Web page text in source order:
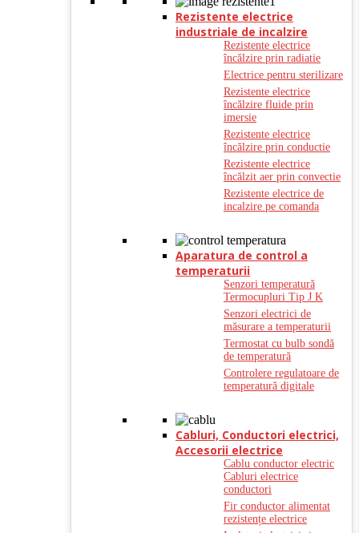
Rezistente electrice
industriale de incalzire
Rezistente electrice
încălzire prin radiatie
Electrice pentru sterilizare
Rezistente electrice
încălzire fluide prin
imersie
Rezistente electrice
încălzire prin conductie
Rezistente electrice
încălzit aer prin convectie
Rezistente electrice de
incalzire pe comanda
Aparatura de control a
temperaturii
Senzori temperatură
Termocupluri Tip J K
Senzori electrici de
măsurare a temperaturii
Termostat cu bulb sondă
de temperatură
Controlere regulatoare de
temperatură digitale
Cabluri, Conductori electrici,
Accesorii electrice
Cablu conductor electric
Cabluri electrice
conductori
Fir conductor alimentat
rezistențe electrice